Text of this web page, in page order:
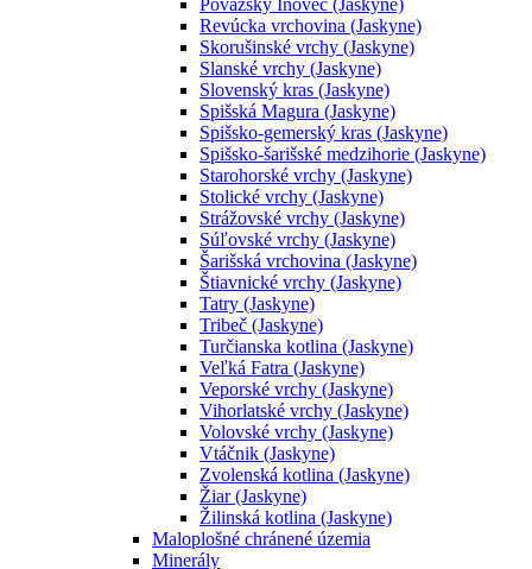
Revúcka vrchovina (Jaskyne)
Skorušinské vrchy (Jaskyne)
Slanské vrchy (Jaskyne)
Slovenský kras (Jaskyne)
Spišská Magura (Jaskyne)
Spišsko-gemerský kras (Jaskyne)
Spišsko-šarišské medzihorie (Jaskyne)
Starohorské vrchy (Jaskyne)
Stolické vrchy (Jaskyne)
Strážovské vrchy (Jaskyne)
Súľovské vrchy (Jaskyne)
Šarišská vrchovina (Jaskyne)
Štiavnické vrchy (Jaskyne)
Tatry (Jaskyne)
Tribeč (Jaskyne)
Turčianska kotlina (Jaskyne)
Veľká Fatra (Jaskyne)
Veporské vrchy (Jaskyne)
Vihorlatské vrchy (Jaskyne)
Volovské vrchy (Jaskyne)
Vtáčnik (Jaskyne)
Zvolenská kotlina (Jaskyne)
Žiar (Jaskyne)
Žilinská kotlina (Jaskyne)
Maloplošné chránené územia
Minerály